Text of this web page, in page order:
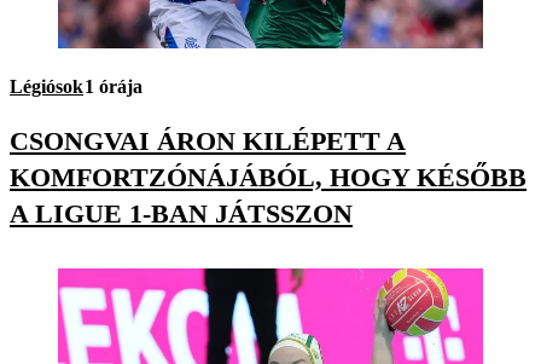
Légiósok1 órája
CSONGVAI ÁRON KILÉPETT A
KOMFORTZÓNÁJÁBÓL, HOGY KÉSŐBB
A LIGUE 1-BAN JÁTSSZON